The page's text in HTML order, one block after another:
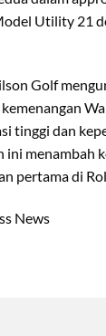
Utility 21
Golf
tinggi dan
ini menambah
pertama di
News